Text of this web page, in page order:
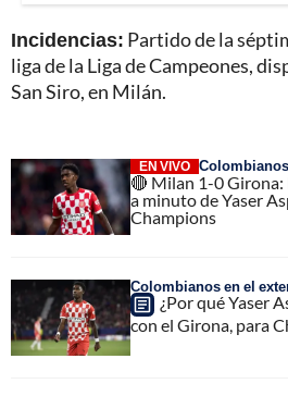
Incidencias: Partido de la
liga de la Liga de Campeones,
San Siro, en Milán.
EN VIVO
🔴 Milan 1-0 Girona:
a minuto de Yaser
Champions
Colombianos en el
¿Por qué Yaser
con el Girona, para